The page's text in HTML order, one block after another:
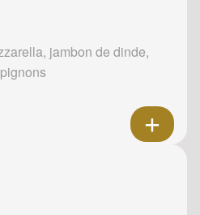
jambon de dinde,